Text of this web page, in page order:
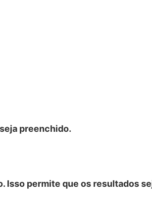
preenchido.
Isso permite que os resultados